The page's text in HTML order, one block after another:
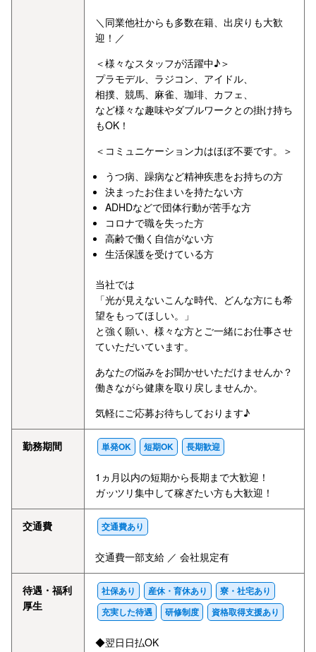
＼同業他社からも多数在籍、出戻りも大歓
迎！／
＜様々なスタッフが活躍中♪＞
プラモデル、ラジコン、アイドル、
相撲、競馬、麻雀、珈琲、カフェ、
など様々な趣味やダブルワークとの掛け持ち
もOK！
＜コミュニケーション力はほぼ不要です。＞
うつ病、躁病など精神疾患をお持ちの方
決まったお住まいを持たない方
ADHDなどで団体行動が苦手な方
コロナで職を失った方
高齢で働く自信がない方
生活保護を受けている方
当社では
「光が見えないこんな時代、どんな方にも希
望をもってほしい。」
と強く願い、様々な方とご一緒にお仕事させ
ていただいています。
あなたの悩みをお聞かせいただけませんか？
働きながら健康を取り戻しませんか。
気軽にご応募お待ちしております♪
勤務期間 単発OK 短期OK 長期歓迎
1ヵ月以内の短期から長期まで大歓迎！
ガッツリ集中して稼ぎたい方も大歓迎！
交通費 交通費あり
交通費一部支給 ／ 会社規定有
待遇・福利
厚生
社保あり 産休・育休あり
寮・社宅あり
充実した待遇
研修制度 資格取得支援あり
◆翌日日払OK